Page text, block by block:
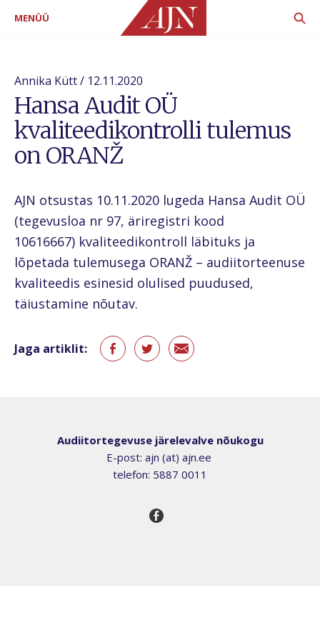
Annika Kütt / 12.11.2020
Hansa Audit OÜ
kvaliteedikontrolli tulemus
on ORANŽ
AJN otsustas 10.11.2020 lugeda Hansa Audit OÜ
(tegevusloa nr 97, äriregistri kood
10616667) kvaliteedikontroll läbituks ja
lõpetada tulemusega ORANŽ – audiitorteenuse
kvaliteedis esinesid olulised puudused,
täiustamine nõutav.
Jaga artiklit:
Audiitortegevuse järelevalve nõukogu
E-post: ajn (at) ajn.ee
telefon: 5887 0011
MENÜÜ